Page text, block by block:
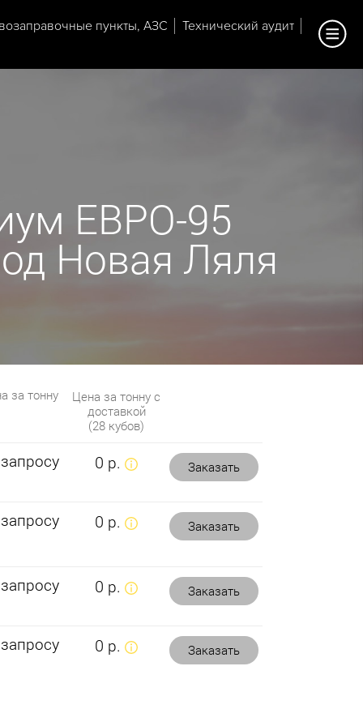
пункты, АЗС
Технический аудит
ЕВРО-95
Новая Ляля
за тонну
Цена за тонну с
доставкой
(28 кубов)
0 р. Заказать
0 р. Заказать
0 р. Заказать
0 р. Заказать